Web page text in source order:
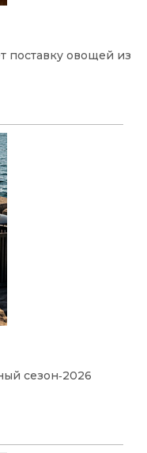
поставку овощей из
сезон‑2026